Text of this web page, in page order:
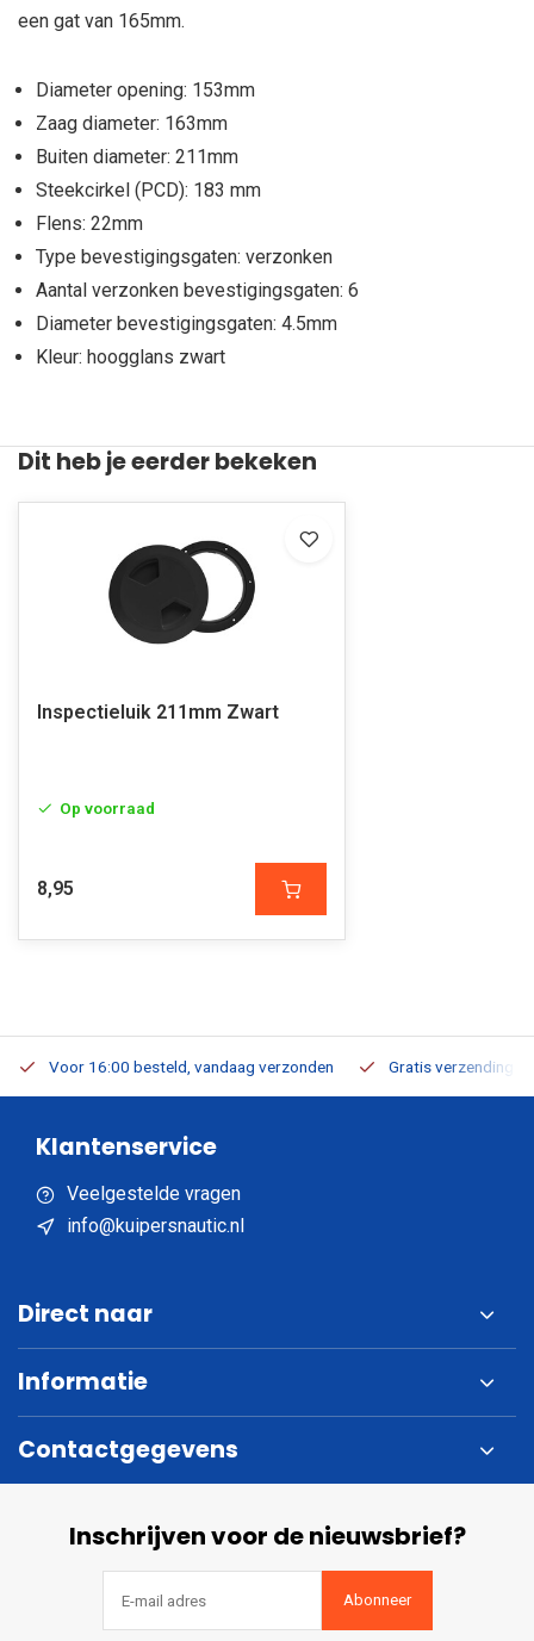
een gat van 165mm.
Diameter opening: 153mm
Zaag diameter: 163mm
Buiten diameter: 211mm
Steekcirkel (PCD): 183 mm
Flens: 22mm
Type bevestigingsgaten: verzonken
Aantal verzonken bevestigingsgaten: 6
Diameter bevestigingsgaten: 4.5mm
Kleur: hoogglans zwart
Dit heb je eerder bekeken
Inspectieluik 211mm Zwart
Op voorraad
8,95
Voor 16:00 besteld, vandaag verzonden Gratis verzending
Klantenservice
Veelgestelde vragen
info@kuipersnautic.nl
Direct naar
Informatie
Contactgegevens
Inschrijven voor de nieuwsbrief?
Abonneer